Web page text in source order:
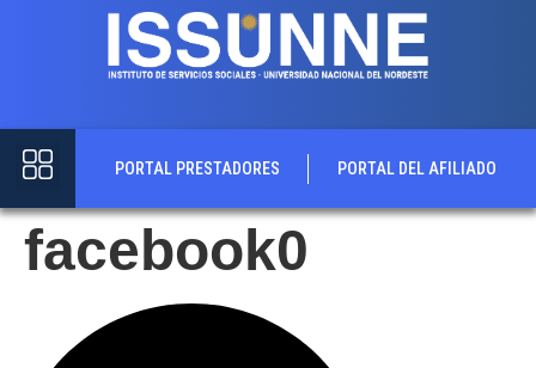
PORTAL PRESTADORES PORTAL DEL AFILIADO
facebook0